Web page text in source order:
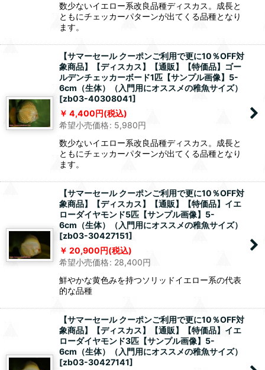
数少ないイエロー系改良品種ディスカス。成長と
ともにチェッカーパターンが出てくる品種となり
ます。
【サマーセール クーポンご利用で更に10％OFF対
象商品】【ディスカス】【通販】【特価品】ゴー
ルデンチェッカーボード1匹【サンプル画像】5-
6cm（生体）（入門用にオススメの稚魚サイズ）
[zb03-40308041]
4,400円(税込)
希望小売価格: 5,980円
数少ないイエロー系改良品種ディスカス。成長と
ともにチェッカーパターンが出てくる品種となり
ます。
【サマーセール クーポンご利用で更に10％OFF対
象商品】【ディスカス】【通販】【特価品】イエ
ローダイヤモンド5匹【サンプル画像】5-
6cm（生体）（入門用にオススメの稚魚サイズ）
[zb03-30427151]
20,900円(税込)
希望小売価格: 28,400円
鮮やかな黄色みを持つソリッドイエロー系の代表
的な品種
【サマーセール クーポンご利用で更に10％OFF対
象商品】【ディスカス】【通販】【特価品】イエ
ローダイヤモンド3匹【サンプル画像】5-
6cm（生体）（入門用にオススメの稚魚サイズ）
[zb03-30427141]